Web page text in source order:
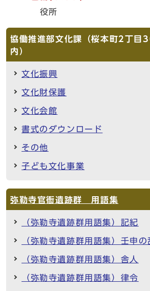
役所
協働推進部文化課（桜本町2丁
内）
文化振興
文化財保護
文化会館
書式のダウンロード
その他
子ども文化事業
弥勒寺官衙遺跡群 用語集
（弥勒寺遺跡群用語集）記紀
（弥勒寺遺跡群用語集）壬申の
（弥勒寺遺跡群用語集）舎人
（弥勒寺遺跡群用語集）律令